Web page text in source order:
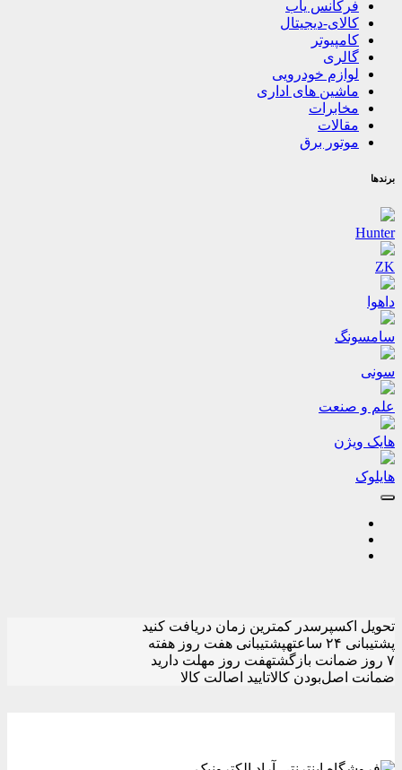
فرکانس یاب
کالای-دیجیتال
کامپیوتر
گالری
لوازم خودرویی
ماشین های اداری
مخابرات
مقالات
موتور برق
برندها
Hunter
ZK
داهوا
سامسونگ
سونی
علم و صنعت
هایک ویژن
هایلوک
تحویل اکسپرسدر کمترین زمان دریافت کنید
پشتیبانی ۲۴ ساعته
پشتیبانی هفت روز هفته
۷ روز ضمانت بازگشت
هفت روز مهلت دارید
ضمانت اصل‌بودن کالاتایید اصالت کالا